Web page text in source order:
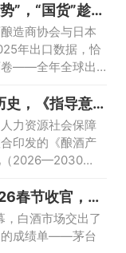
”，“国货”趁势
造商协会与日本
年出口数据，恰
卷——全年全球出
史，《指导意
力资源社会保障
印发的《酿酒产
（2026—2030
春节收官，酒
白酒市场交出了
的成绩单——茅台